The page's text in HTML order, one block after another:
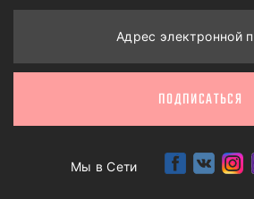
Адрес электронной
ПОДПИСАТЬСЯ
Мы в Сети